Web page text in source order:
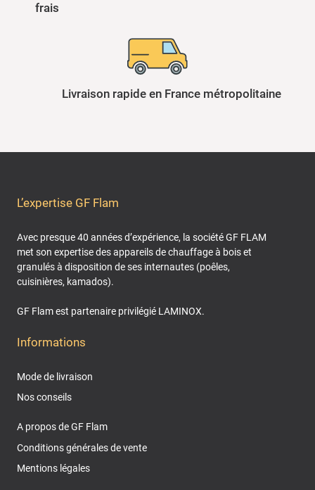
frais
Livraison rapide en France métropolitaine
L’expertise GF Flam
Avec presque 40 années d’expérience, la société GF FLAM
met son expertise des appareils de chauffage à bois et
granulés à disposition de ses internautes (poêles,
cuisinières, kamados).
GF Flam est partenaire privilégié LAMINOX.
Informations
Mode de livraison
Nos conseils
A propos de GF Flam
Conditions générales de vente
Mentions légales